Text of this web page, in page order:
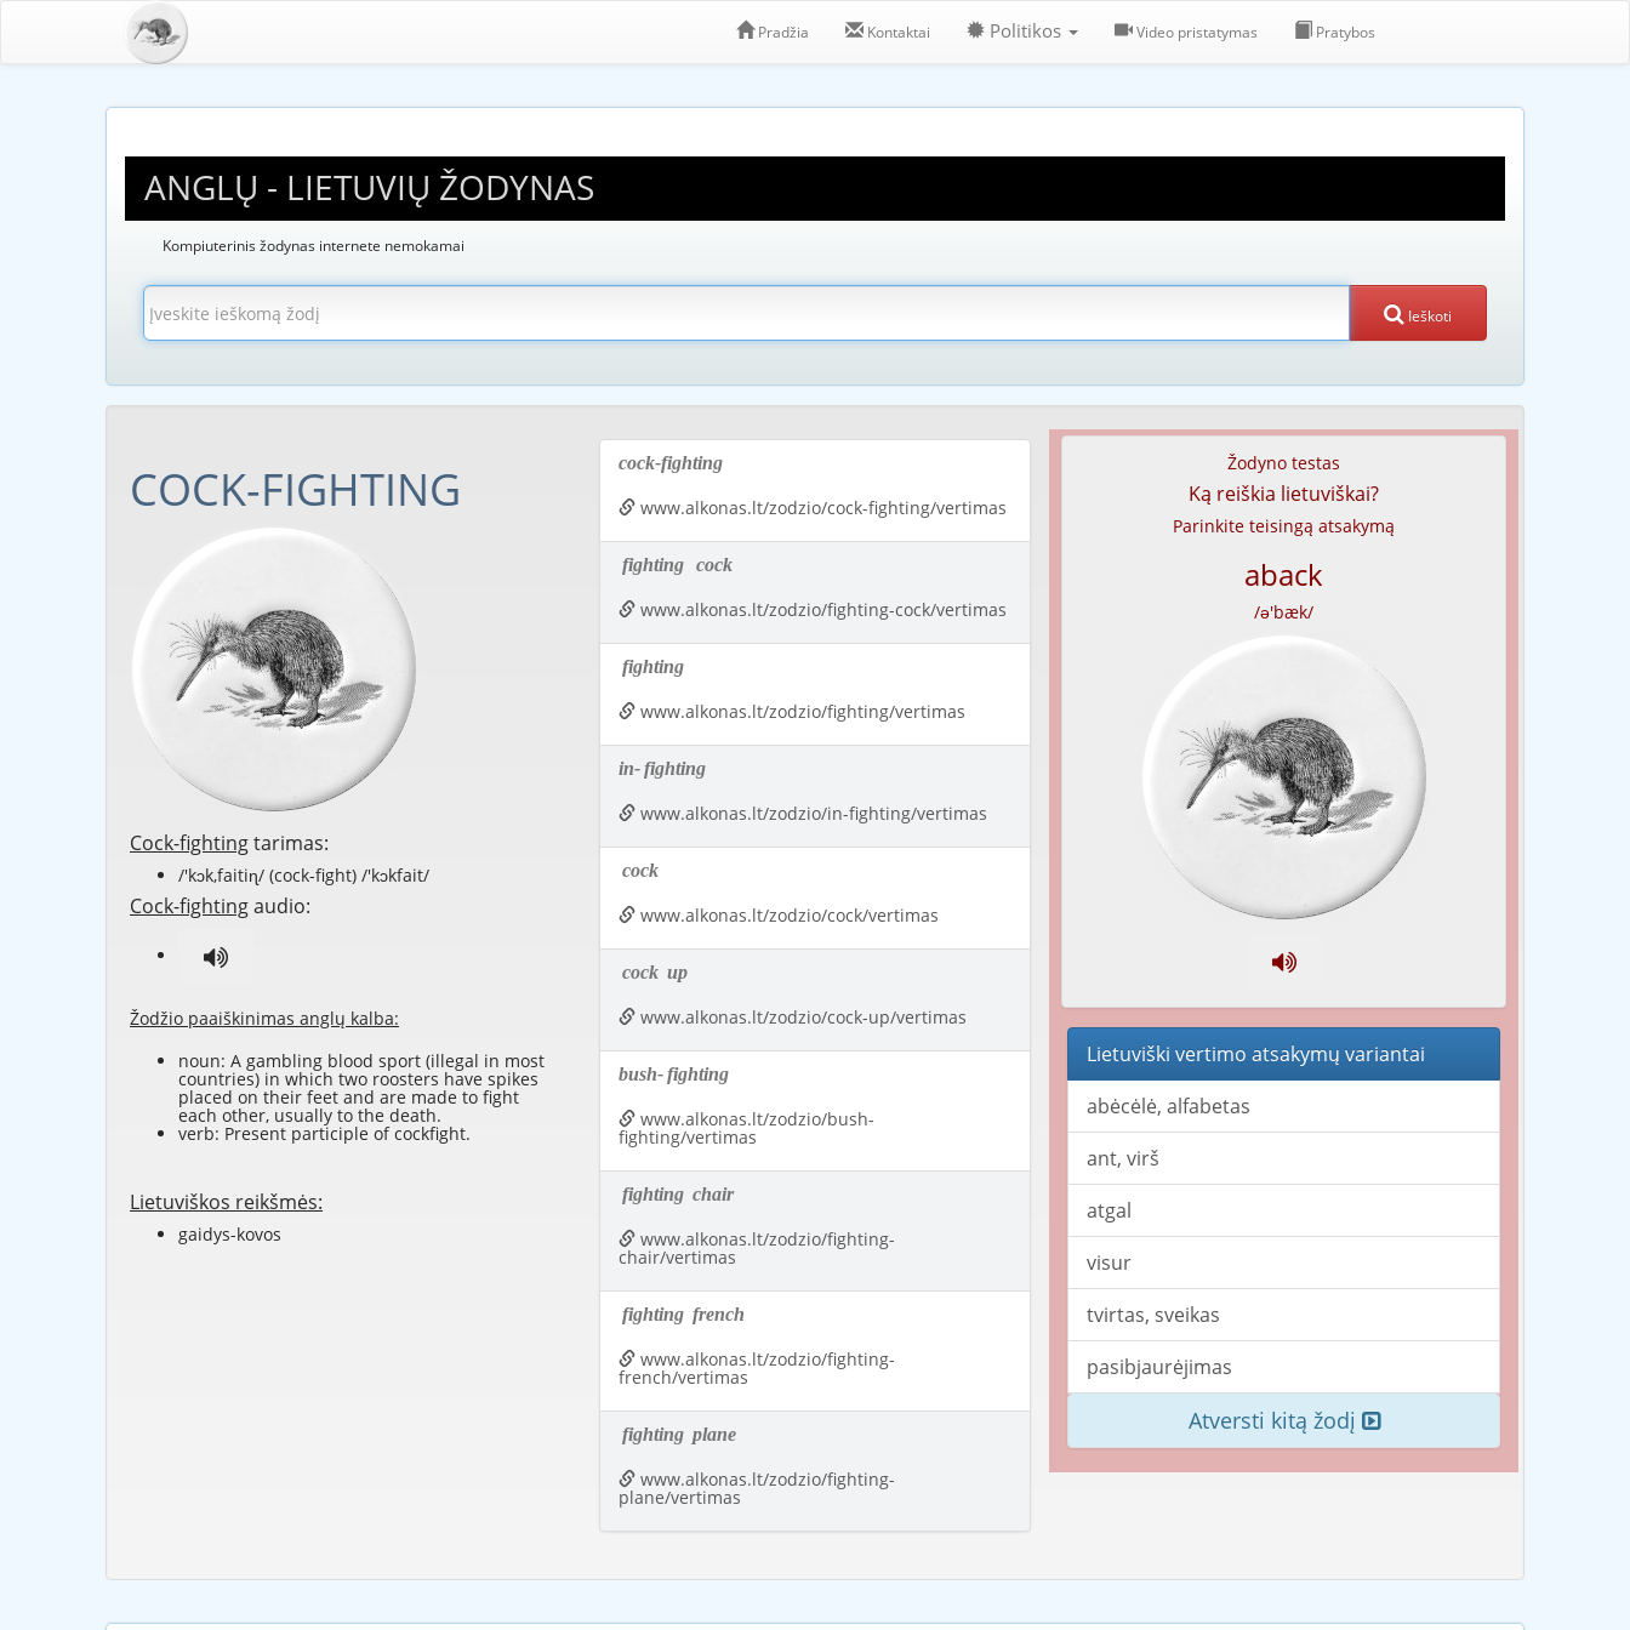
Pradžia Kontaktai Politikos Video pristatymas Pratybos
ANGLŲ - LIETUVIŲ ŽODYNAS
Kompiuterinis žodynas internete nemokamai
Ieškoti
COCK-FIGHTING
Cock-fightingtarimas:
/'kɔk,faitiɳ/ (cock-fight) /'kɔkfait/
Cock-fightingaudio:
Žodžio paaiškinimas anglų kalba:
noun: A gambling blood sport (illegal in most
countries) in which two roosters have spikes
placed on their feet and are made to fight
each other, usually to the death.
verb: Present participle ofcockfight.
Lietuviškos reikšmės:
gaidys-kovos
cock-fighting
www.alkonas.lt/zodzio/cock-fighting/vertimas
fighting cock
www.alkonas.lt/zodzio/fighting-cock/vertimas
fighting
www.alkonas.lt/zodzio/fighting/vertimas
in-fighting
www.alkonas.lt/zodzio/in-fighting/vertimas
cock
www.alkonas.lt/zodzio/cock/vertimas
cock up
www.alkonas.lt/zodzio/cock-up/vertimas
bush-fighting
www.alkonas.lt/zodzio/bush-
fighting/vertimas
fighting chair
www.alkonas.lt/zodzio/fighting-
chair/vertimas
fighting french
www.alkonas.lt/zodzio/fighting-
french/vertimas
fighting plane
www.alkonas.lt/zodzio/fighting-
plane/vertimas
Žodyno testas
Ką reiškia lietuviškai?
Parinkite teisingą atsakymą
aback
/ə'bæk/
Lietuviški vertimo atsakymų variantai
abėcėlė, alfabetas
ant, virš
atgal
visur
tvirtas, sveikas
pasibjaurėjimas
Atversti kitą žodį